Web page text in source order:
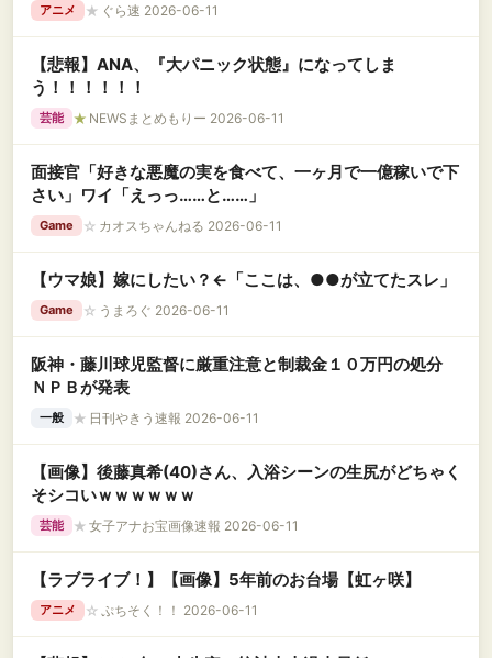
アニメ ★ ぐら速 2026-06-11
【悲報】ANA、『大パニック状態』になってしま
う！！！！！！
芸能 ★ NEWSまとめもりー 2026-06-11
面接官「好きな悪魔の実を食べて、一ヶ月で一億稼いで下
さい」ワイ「えっっ……と……」
Game ☆ カオスちゃんねる 2026-06-11
【ウマ娘】嫁にしたい？←「ここは、●●が立てたスレ」
Game ☆ うまろぐ 2026-06-11
阪神・藤川球児監督に厳重注意と制裁金１０万円の処分
ＮＰＢが発表
一般 ★ 日刊やきう速報 2026-06-11
【画像】後藤真希(40)さん、入浴シーンの生尻がどちゃく
そシコいｗｗｗｗｗｗ
芸能 ★ 女子アナお宝画像速報 2026-06-11
【ラブライブ！】【画像】5年前のお台場【虹ヶ咲】
アニメ ☆ ぷちそく！！ 2026-06-11